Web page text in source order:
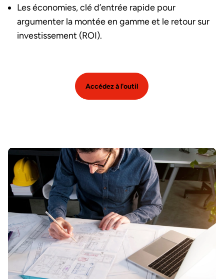
Les économies, clé d’entrée rapide pour
argumenter la montée en gamme et le retour sur
investissement (ROI).
Accédez à l'outil
Image et texte